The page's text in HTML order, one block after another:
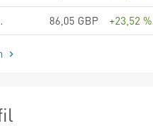
GBP
86,05 GBP +23,52 %